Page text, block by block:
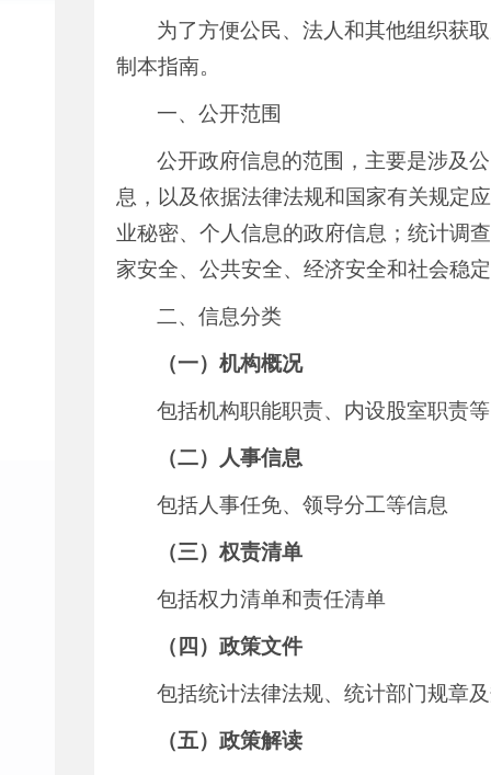
为了方便公民、法人和其他组织获
制本指南。
一、公开范围
公开政府信息的范围，主要是涉及
息，以及依据法律法规和国家有关规定
业秘密、个人信息的政府信息；统计调
家安全、公共安全、经济安全和社会稳
二、信息分类
（一）机构概况
包括机构职能职责、内设股室职责
（二）人事信息
包括人事任免、领导分工等信息
（三）权责清单
包括权力清单和责任清单
（四）政策文件
包括统计法律法规、统计部门规章
（五）政策解读